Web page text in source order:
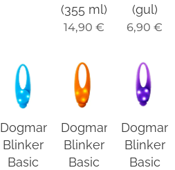
(355 ml)
14,90 €
(gul)
6,90 €
Dogman
Blinker
Basic
Dogman
Blinker
Basic
Dogman
Blinker
Basic